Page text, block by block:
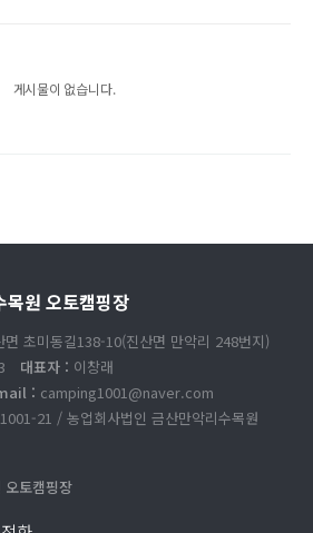
게시물이 없습니다.
목원 오토캠핑장
초미동길138-10(진산면 만악리 248번지)
대표자 : 이창래
: camping1001@naver.com
21 / 농업회사법인 금산만악리수목원
오토캠핑장